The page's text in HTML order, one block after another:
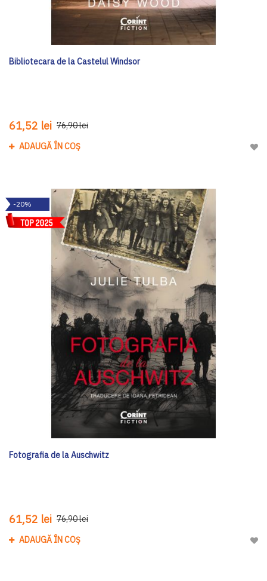
Bibliotecara de la Castelul Windsor
61,52 lei 76,90 lei
ADAUGĂ ÎN COȘ
-20%
Fotografia de la Auschwitz
61,52 lei 76,90 lei
ADAUGĂ ÎN COȘ